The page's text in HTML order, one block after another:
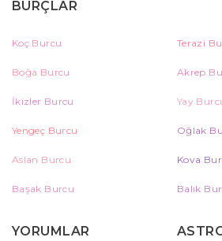
BURÇLAR
Koç Burcu Terazi
Boğa Burcu Akrep
İkizler Burcu Yay
Yengeç Burcu Oğlak
Aslan Burcu Kova
Başak Burcu Balık
YORUMLAR